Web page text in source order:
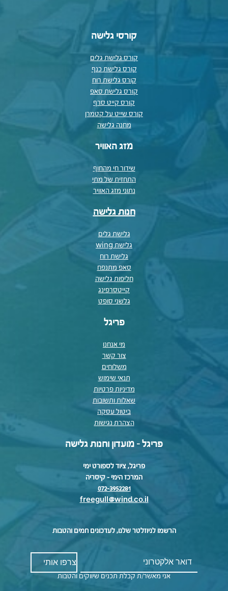
קורסי גלישה
קורס גלישת גלים
קורס גלישת כנף
קורס גלישת רוח
קורס גלישת סאפ
קורס קייט סרף
קורס שייט על קטמרן
מחנה גלישה
מזג האוויר
שידור חי מהחוף
התחזית של מתי
נתוני מזג האוויר
חנות גלישה
גלישת גלים
גלישת wing
גלישת רוח
סאפ מתנפח
חליפות גלישה
קייטסרפינג
גלשני סופט
פריגל
מי אנחנו
צור קשר
משלוחים
תנאי שימוש
מדיניות פרטיות
שאלות ותשובות
ביטול עסקה
הצהרת נגישות
פריגל - מועדון וחנות גלישה
פריגל, ציוד לספורט ימי
המרכז הימי – קיסריה
072-3952281
freegull@wind.co.il
הרשמו לניוזלטר שלנו, לעדכונים חמים והטבות
אני מאשר/ת קבלת תכנים שיווקים והטבות